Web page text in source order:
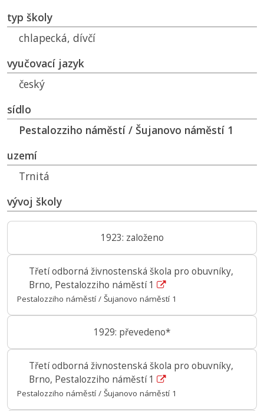
typ školy
chlapecká, dívčí
vyučovací jazyk
český
sídlo
Pestalozziho náměstí / Šujanovo náměstí 1
uzemí
Trnitá
vývoj školy
1923: založeno
Třetí odborná živnostenská škola pro obuvníky,
Brno, Pestalozziho náměstí 1
Pestalozziho náměstí / Šujanovo náměstí 1
1929: převedeno*
Třetí odborná živnostenská škola pro obuvníky,
Brno, Pestalozziho náměstí 1
Pestalozziho náměstí / Šujanovo náměstí 1